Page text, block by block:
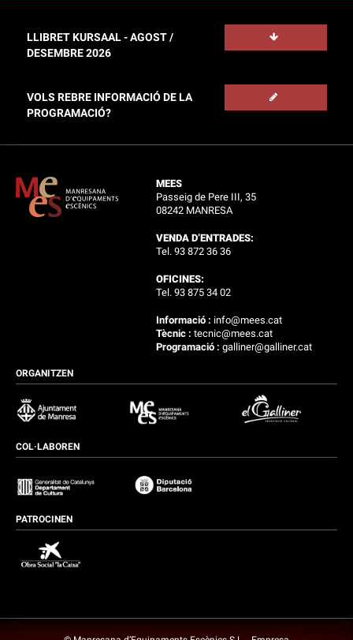
LLIBRET KURSAAL - AGOST /
DESEMBRE 2026
VOLS REBRE INFORMACIÓ DE LA
PROGRAMACIÓ?
MEES
Passeig de Pere III, 35
08242 MANRESA
VENDA D’ENTRADES:
Tel. 93 872 36 36
OFICINES:
Tel. 93 875 34 02
Informació : info@mees.cat
Tècnic :tecnic@mees.cat
Programació :galliner@galliner.cat
ORGANITZEN
COL·LABOREN
PATROCINEN